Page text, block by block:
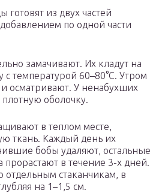
готовят из двух частей
по одной части
замачивают. Их кладут на
с температурой 60–80°C. Утром
осматривают. У ненабухших
оболочку.
в теплом месте,
ткань. Каждый день их
бобы удаляют, остальные
в течение 3-х дней.
отдельным стаканчикам, в
на 1–1,5 см.